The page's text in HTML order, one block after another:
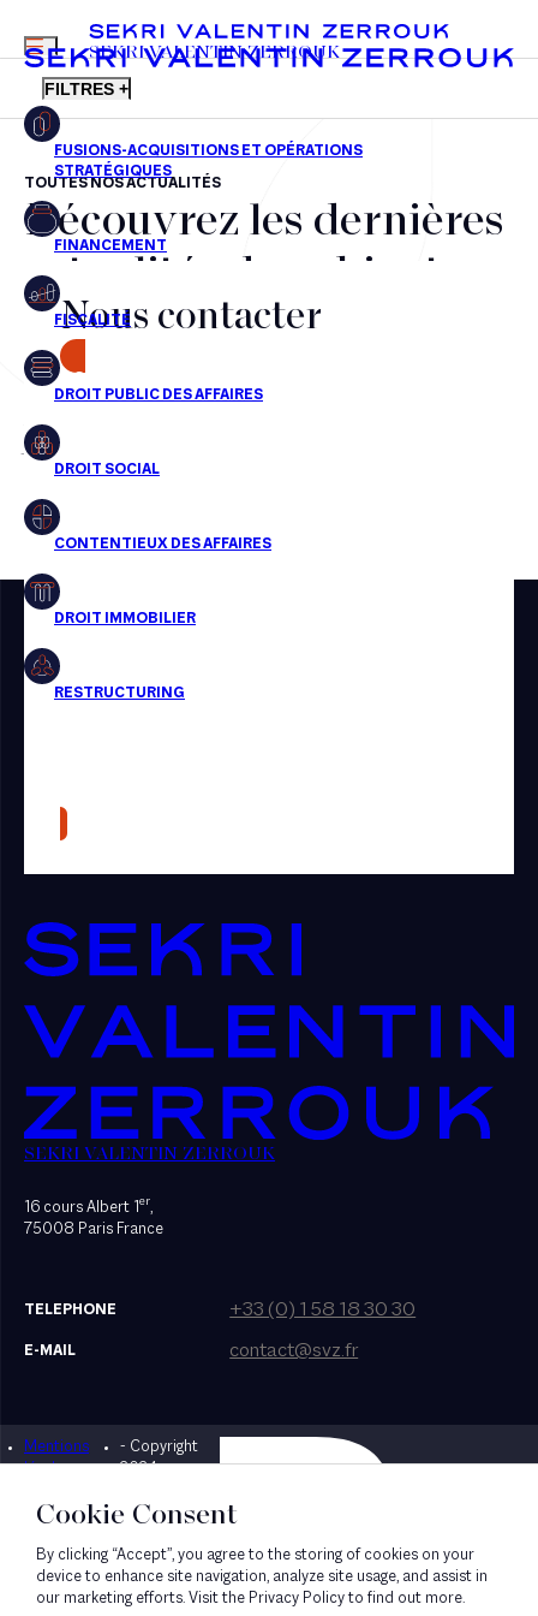
FR EN
MENU
SEKRI VALENTIN ZERROUK
FILTRES +
Fusions-acquisitions et opérations stratégiques
Financement
Fiscalité
Droit public des affaires
Droit social
Droit immobilier
Restructuring
Presse
TOUTES NOS ACTUALITÉS
Découvrez les dernières
actualités du cabinet,
nos récompenses et nos
transactions, jour après
jour
Aucun résultats pour cette recherche
Nous contacter
SEKRI VALENTIN ZERROUK
16 cours Albert 1er,
75008 Paris France
TELEPHONE +33 (0) 1 58 18 30 30
E-MAIL contact@svz.fr
Mentions
légales
- Copyright
2024
Designed by Bonhomme
Cookie Consent
By clicking “Accept”, you agree to the storing of cookies on your
device to enhance site navigation, analyze site usage, and assist in
our marketing efforts. Visit the Privacy Policy to find out more.